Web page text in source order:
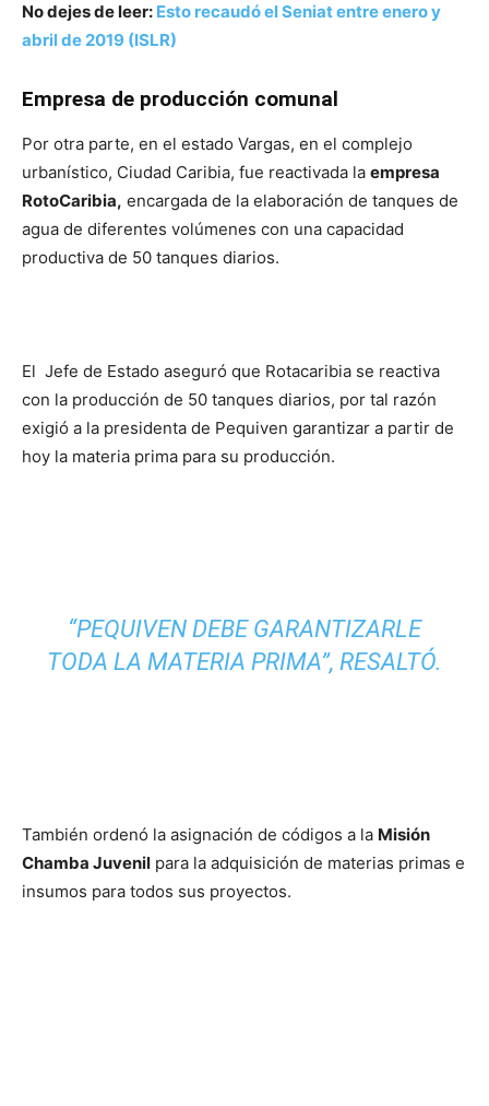
No dejes de leer: Esto recaudó el Seniat entre enero y
abril de 2019 (ISLR)
Empresa de producción comunal
Por otra parte, en el estado Vargas, en el complejo
urbanístico, Ciudad Caribia, fue reactivada la empresa
RotoCaribia, encargada de la elaboración de tanques de
agua de diferentes volúmenes con una capacidad
productiva de 50 tanques diarios.
El Jefe de Estado aseguró que Rotacaribia se reactiva
con la producción de 50 tanques diarios, por tal razón
exigió a la presidenta de Pequiven garantizar a partir de
hoy la materia prima para su producción.
“PEQUIVEN DEBE GARANTIZARLE
TODA LA MATERIA PRIMA”, RESALTÓ.
También ordenó la asignación de códigos a la Misión
Chamba Juvenil para la adquisición de materias primas e
insumos para todos sus proyectos.